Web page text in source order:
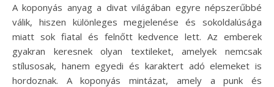
A koponyás anyag a divat világában egyre népszerűbbé
válik, hiszen különleges megjelenése és sokoldalúsága
miatt sok fiatal és felnőtt kedvence lett. Az emberek
gyakran keresnek olyan textileket, amelyek nemcsak
stílusosak, hanem egyedi és karaktert adó elemeket is
hordoznak. A koponyás mintázat, amely a punk és